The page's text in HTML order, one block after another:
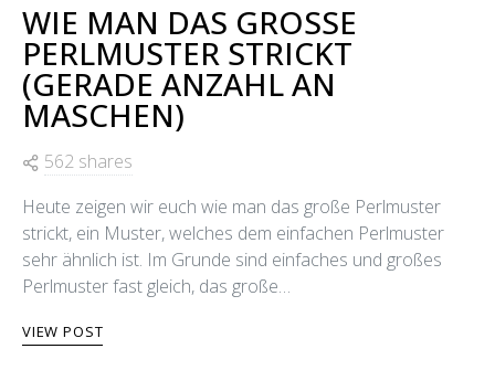
WIE MAN DAS GROSSE
PERLMUSTER STRICKT
(GERADE ANZAHL AN
MASCHEN)
562 shares
Heute zeigen wir euch wie man das große Perlmuster
strickt, ein Muster, welches dem einfachen Perlmuster
sehr ähnlich ist. Im Grunde sind einfaches und großes
Perlmuster fast gleich, das große…
VIEW POST